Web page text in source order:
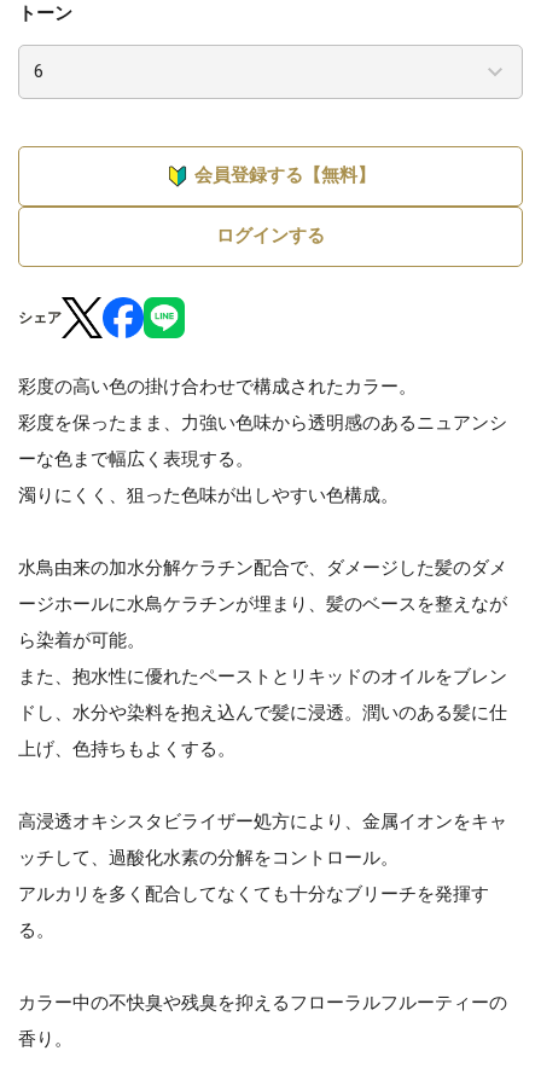
トーン
会員登録する【無料】
ログインする
シェア
彩度の高い色の掛け合わせで構成されたカラー。
彩度を保ったまま、力強い色味から透明感のあるニュアンシ
ーな色まで幅広く表現する。
濁りにくく、狙った色味が出しやすい色構成。
水鳥由来の加水分解ケラチン配合で、ダメージした髪のダメ
ージホールに水鳥ケラチンが埋まり、髪のベースを整えなが
ら染着が可能。
また、抱水性に優れたペーストとリキッドのオイルをブレン
ドし、水分や染料を抱え込んで髪に浸透。潤いのある髪に仕
上げ、色持ちもよくする。
高浸透オキシスタビライザー処方により、金属イオンをキャ
ッチして、過酸化水素の分解をコントロール。
アルカリを多く配合してなくても十分なブリーチを発揮す
る。
カラー中の不快臭や残臭を抑えるフローラルフルーティーの
香り。